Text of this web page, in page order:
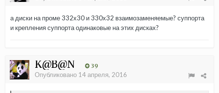
а диски на проме 332х30 и 330х32 взаимозаменяемые? суппорта
и крепления суппорта одинаковые на этих дисках?
K@B@N 39
Опубликовано 14 апреля, 2016